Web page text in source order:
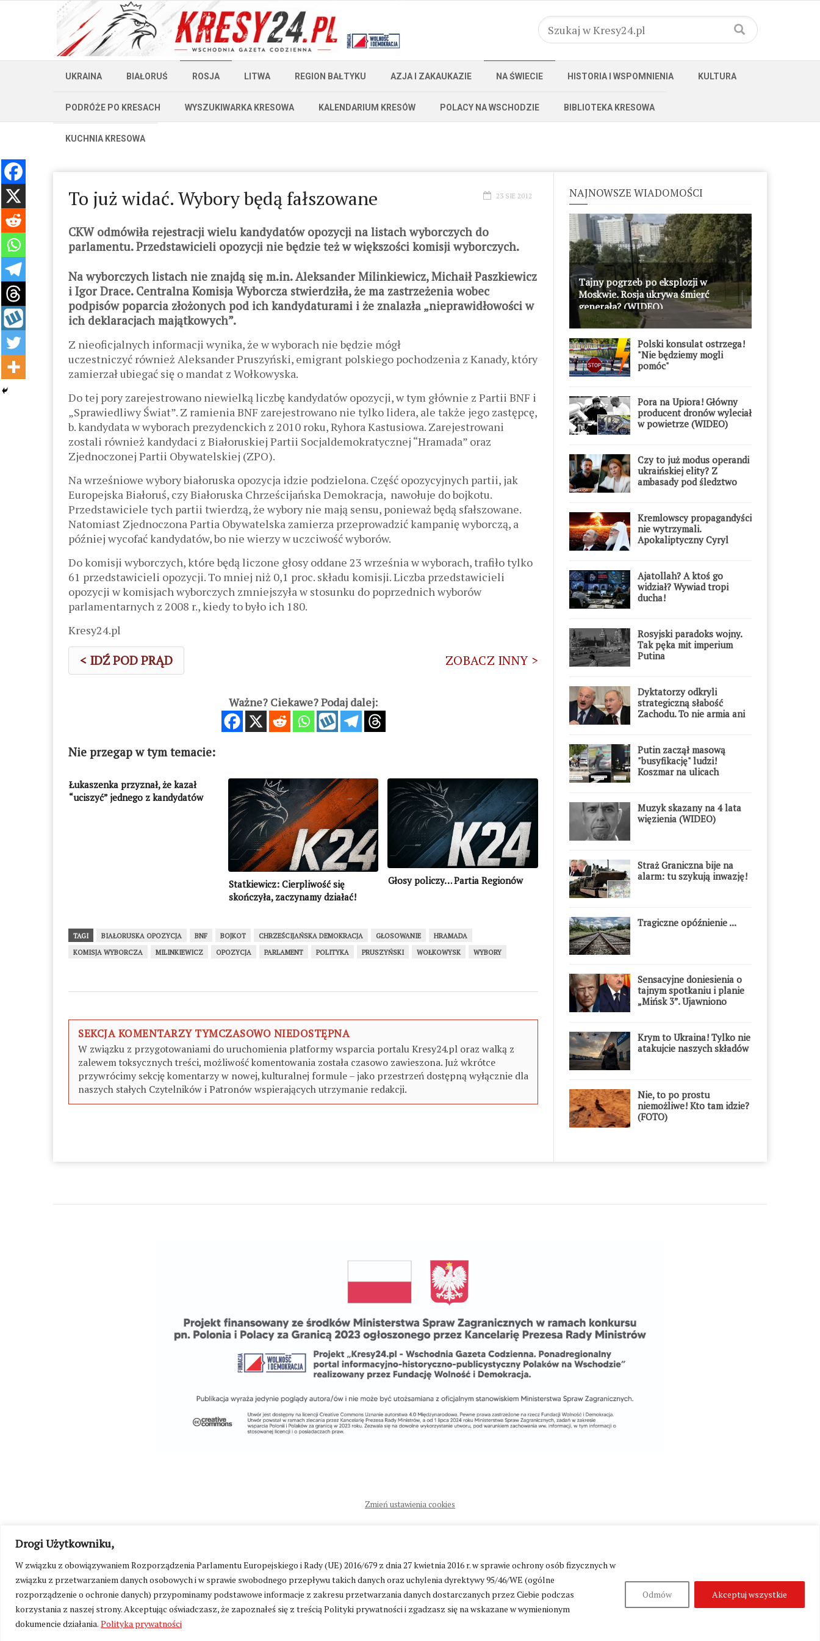
Drogi Użytkowniku,
W związku z obowiązywaniem Rozporządzenia Parlamentu Europejskiego i Rady (UE) 2016/679 z dnia 27 kwietnia 2016 r. w sprawie ochrony osób fizycznych w
związku z przetwarzaniem danych osobowych i w sprawie swobodnego przepływu takich danych oraz uchylenia dyrektywy 95/46/WE (ogólne
rozporządzenie o ochronie danych) przypominamy podstawowe informacje z zakresu przetwarzania danych dostarczanych przez Ciebie podczas
korzystania z naszej strony. Akceptując oświadczasz, że zapoznałeś się z treścią Polityki prywatności i zgadzasz się na wskazane w wymienionym
dokumencie działania. Polityka prywatności
Odmów Akceptuj wszystkie
UKRAINA BIAŁORUŚ ROSJA LITWA REGION BAŁTYKU AZJA I ZAKAUKAZIE NA ŚWIECIE HISTORIA I WSPOMNIENIA KULTURA
PODRÓŻE PO KRESACH WYSZUKIWARKA KRESOWA KALENDARIUM KRESÓW POLACY NA WSCHODZIE BIBLIOTEKA KRESOWA
KUCHNIA KRESOWA
To już widać. Wybory będą fałszowane 23 SIE 2012
CKW odmówiła rejestracji wielu kandydatów opozycji na listach wyborczych do
parlamentu. Przedstawicieli opozycji nie będzie też w większości komisji wyborczych.
Na wyborczych listach nie znajdą się m.in. Aleksander Milinkiewicz, Michaił Paszkiewicz
i Igor Drace. Centralna Komisja Wyborcza stwierdziła, że ma zastrzeżenia wobec
podpisów poparcia złożonych pod ich kandydaturami i że znalazła „nieprawidłowości w
ich deklaracjach majątkowych”.
Z nieoficjalnych informacji wynika, że w wyborach nie będzie mógł
uczestniczyć również Aleksander Pruszyński, emigrant polskiego pochodzenia z Kanady, który
zamierzał ubiegać się o mandat z Wołkowyska.
Do tej pory zarejestrowano niewielką liczbę kandydatów opozycji, w tym głównie z Partii BNF i
„Sprawiedliwy Świat”. Z ramienia BNF zarejestrowano nie tylko lidera, ale także jego zastępcę,
b. kandydata w wyborach prezydenckich z 2010 roku, Ryhora Kastusiowa. Zarejestrowani
zostali również kandydaci z Białoruskiej Partii Socjaldemokratycznej “Hramada” oraz
Zjednoczonej Partii Obywatelskiej (ZPO).
Na wrześniowe wybory białoruska opozycja idzie podzielona. Część opozycyjnych partii, jak
Europejska Białoruś, czy Białoruska Chrześcijańska Demokracja, nawołuje do bojkotu.
Przedstawiciele tych partii twierdzą, że wybory nie mają sensu, ponieważ będą sfałszowane.
Natomiast Zjednoczona Partia Obywatelska zamierza przeprowadzić kampanię wyborczą, a
później wycofać kandydatów, bo nie wierzy w uczciwość wyborów.
Do komisji wyborczych, które będą liczone głosy oddane 23 września w wyborach, trafiło tylko
61 przedstawicieli opozycji. To mniej niż 0,1 proc. składu komisji. Liczba przedstawicieli
opozycji w komisjach wyborczych zmniejszyła w stosunku do poprzednich wyborów
parlamentarnych z 2008 r., kiedy to było ich 180.
Kresy24.pl
< IDŹ POD PRĄD ZOBACZ INNY >
Ważne? Ciekawe? Podaj dalej:
Nie przegap w tym temacie:
Łukaszenka przyznał, że kazał
“uciszyć” jednego z kandydatów
Statkiewicz: Cierpliwość się
skończyła, zaczynamy działać!
Głosy policzy… Partia Regionów
TAGI BIAŁORUSKA OPOZYCJA BNF BOJKOT CHRZEŚCIJAŃSKA DEMOKRACJA GŁOSOWANIE
HRAMADA
KOMISJA WYBORCZA
MILINKIEWICZ OPOZYCJA PARLAMENT POLITYKA PRUSZYŃSKI WOŁKOWYSK WYBORY
SEKCJA KOMENTARZY TYMCZASOWO NIEDOSTĘPNA
W związku z przygotowaniami do uruchomienia platformy wsparcia portalu Kresy24.pl oraz walką z
zalewem toksycznych treści, możliwość komentowania została czasowo zawieszona. Już wkrótce
przywrócimy sekcję komentarzy w nowej, kulturalnej formule – jako przestrzeń dostępną wyłącznie dla
naszych stałych Czytelników i Patronów wspierających utrzymanie redakcji.
NAJNOWSZE WIADOMOŚCI
Tajny pogrzeb po eksplozji w
Moskwie. Rosja ukrywa śmierć
generała? (WIDEO)
Polski konsulat ostrzega!
"Nie będziemy mogli
pomóc"
Pora na Upiora! Główny
producent dronów wyleciał
w powietrze (WIDEO)
Czy to już modus operandi
ukraińskiej elity? Z
ambasady pod śledztwo
Kremlowscy propagandyści
nie wytrzymali.
Apokaliptyczny Cyryl
Ajatollah? A ktoś go
widział? Wywiad tropi
ducha!
Rosyjski paradoks wojny.
Tak pęka mit imperium
Putina
Dyktatorzy odkryli
strategiczną słabość
Zachodu. To nie armia ani
Putin zaczął masową
"busyfikację" ludzi!
Koszmar na ulicach
Muzyk skazany na 4 lata
więzienia (WIDEO)
Straż Graniczna bije na
alarm: tu szykują inwazję!
Tragiczne opóźnienie ...
Sensacyjne doniesienia o
tajnym spotkaniu i planie
„Mińsk 3”. Ujawniono
Krym to Ukraina! Tylko nie
atakujcie naszych składów
Nie, to po prostu
niemożliwe! Kto tam idzie?
(FOTO)
Zmień ustawienia cookies
©Kresy24.pl2026. Wszelkie Prawa Zastrzeżone.